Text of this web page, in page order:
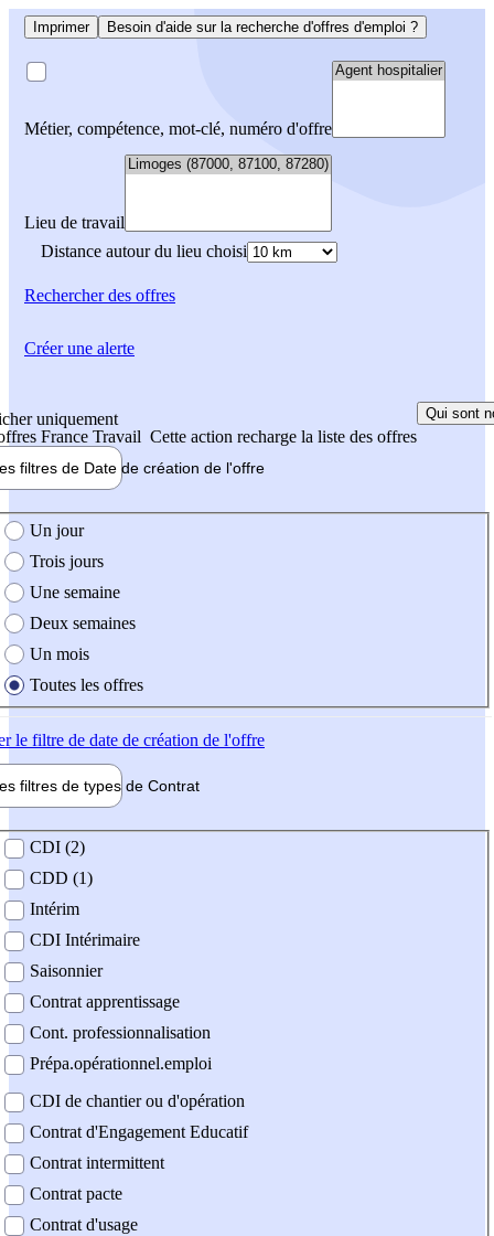
Imprimer Besoin d'aide sur la recherche d'offres d'emploi ?
Métier, compétence, mot-clé, numéro d'offre
Lieu de travail
Distance autour du lieu choisi
Rechercherdes offres
uniquement
France Travail Cette action recharge la liste des offres
Qui sont
filtres de Date de création de l'offre
création de l'offre
Un jour
Trois jours
Une semaine
Deux semaines
Un mois
Toutes les offres
le filtre de date de création de l'offre
filtres de types de Contrat
contrat
CDI (2)
CDD (1)
Intérim
CDI Intérimaire
Saisonnier
Contrat apprentissage
Cont. professionnalisation
Prépa.opérationnel.emploi
CDI de chantier ou d'opération
Contrat d'Engagement Educatif
Contrat intermittent
Contrat pacte
Contrat d'usage
Créer une alerte